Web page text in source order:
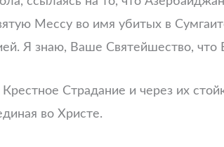
Мессу во имя убитых в
Я знаю, Ваше Святейшество, что
Страдание и через их
во Христе.